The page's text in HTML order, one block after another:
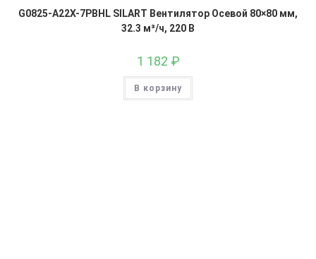
G0825-A22X-7PBHL SILART Вентилятор Осевой 80×80 мм,
32.3 м³/ч, 220 В
1 182 ₽
В корзину